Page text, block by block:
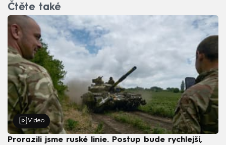
Čtěte také
Video
Prorazili jsme ruské linie. Postup bude rychlejší,